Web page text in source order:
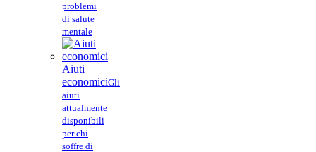
problemi
di salute
mentale
Aiuti
economiciGli
aiuti
attualmente
disponibili
per chi
soffre di